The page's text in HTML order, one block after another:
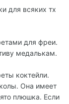
для всяких тх
для фреи.
медалькам.
коктейли.
Она имеет
плюшка. Если